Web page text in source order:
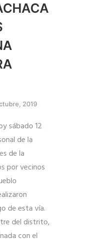
2019
sábado 12
de la
de la
por vecinos
de esta vía.
del distrito,
con el